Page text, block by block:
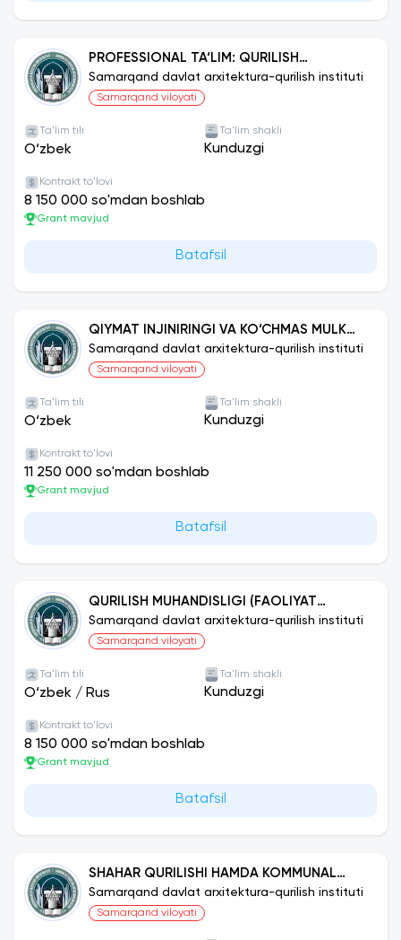
PROFESSIONAL TA‘LIM: QURILISH
MUHANDISLIGI (BINO VA INSHOOTLAR
QURILISHI)
Samarqand davlat arxitektura-qurilish instituti
Samarqand viloyati
Ta'lim tili
O‘zbek
Ta'lim shakli
Kunduzgi
Kontrakt to'lovi
8 150 000 so'mdan boshlab
Grant mavjud
Batafsil
QIYMAT INJINIRINGI VA KO‘CHMAS MULK
EKSPERTIZASI
Samarqand davlat arxitektura-qurilish instituti
Samarqand viloyati
Ta'lim tili
O‘zbek
Ta'lim shakli
Kunduzgi
Kontrakt to'lovi
11 250 000 so'mdan boshlab
Grant mavjud
Batafsil
QURILISH MUHANDISLIGI (FAOLIYAT
TURLARI BO‘YICHA)
Samarqand davlat arxitektura-qurilish instituti
Samarqand viloyati
Ta'lim tili
O‘zbek / Rus
Ta'lim shakli
Kunduzgi
Kontrakt to'lovi
8 150 000 so'mdan boshlab
Grant mavjud
Batafsil
SHAHAR QURILISHI HAMDA KOMMUNAL
INFRATUZILMANI TASHKIL ETISH VA
BOSHQARISH
Samarqand davlat arxitektura-qurilish instituti
Samarqand viloyati